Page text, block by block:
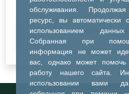
обслуживания. Продолжая
ресурс, вы автоматически
использованием данных
Собранная при
информация не может
вас, однако может
работу нашего сайта.
использовании вами
Очистить все
Информационный